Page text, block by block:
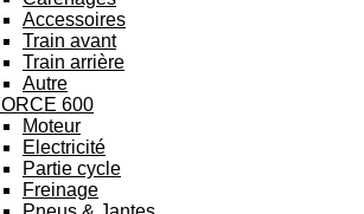
Accessoires
Train avant
Train arrière
Autre
600
Moteur
Electricité
Partie cycle
Freinage